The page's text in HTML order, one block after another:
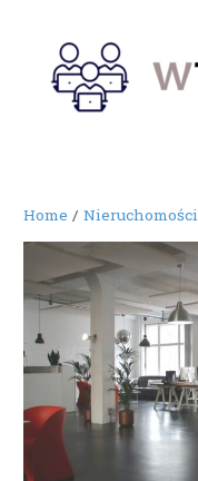
content
Home Nieruchomości